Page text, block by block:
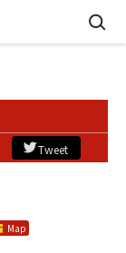
Tweet
Map